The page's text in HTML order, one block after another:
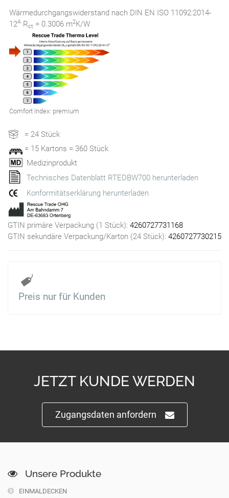
Wärmedurchgangswiderstand nach DIN EN ISO 11092:2014-
12A Rct = 0.3006 m2K/W
Comfort Index: premium
= 24 Stück
= 15 Kartons = 360 Stück
Medizinprodukt
Technisches Datenblatt RTEDBW700 herunterladen
Konformitätserklärung herunterladen
GTIN primäre Verpackung (1 Stück): 4260727731168
GTIN sekundäre Verpackung/Karton (24 Stück): 4260727730215
Preis nur für Kunden
JETZT KUNDE WERDEN
Zugangsdaten anfordern
Unsere Produkte
EINMALDECKEN